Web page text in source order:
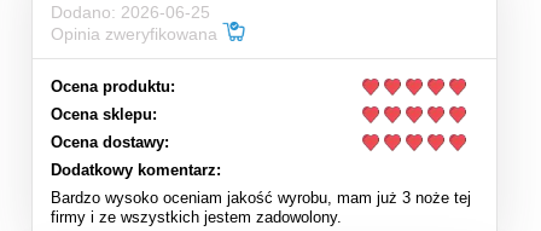
Dodano: 2026-06-25
Opinia zweryfikowana
Ocena produktu:
Ocena sklepu:
Ocena dostawy:
Dodatkowy komentarz:
Bardzo wysoko oceniam jakość wyrobu, mam już 3 noże tej
firmy i ze wszystkich jestem zadowolony.